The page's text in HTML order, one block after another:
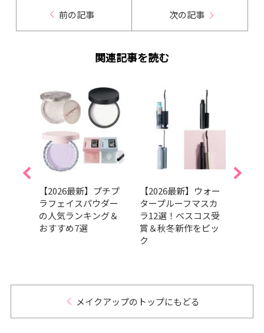
前の記事 次の記事
関連記事を読む
【2026最新】プチプ
ラフェイスパウダー
の人気ランキング＆
おすすめ7選
【2026最新】ウォー
タープルーフマスカ
ラ12選！ベスコス受
賞＆秋冬新作をピッ
ク
メイクアップのトップにもどる